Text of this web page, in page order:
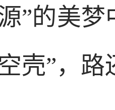
”的美
壳”，